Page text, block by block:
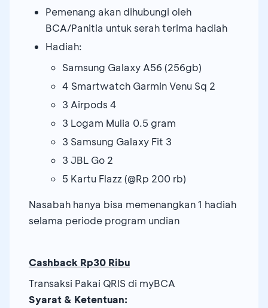
Pemenang akan dihubungi oleh
BCA/Panitia untuk serah terima hadiah
Hadiah:
Samsung Galaxy A56 (256gb)
4 Smartwatch Garmin Venu Sq 2
3 Airpods 4
3 Logam Mulia 0.5 gram
3 Samsung Galaxy Fit 3
3 JBL Go 2
5 Kartu Flazz (@Rp 200 rb)
Nasabah hanya bisa memenangkan 1 hadiah
selama periode program undian
Cashback Rp30 Ribu
Transaksi Pakai QRIS di myBCA
Syarat & Ketentuan: